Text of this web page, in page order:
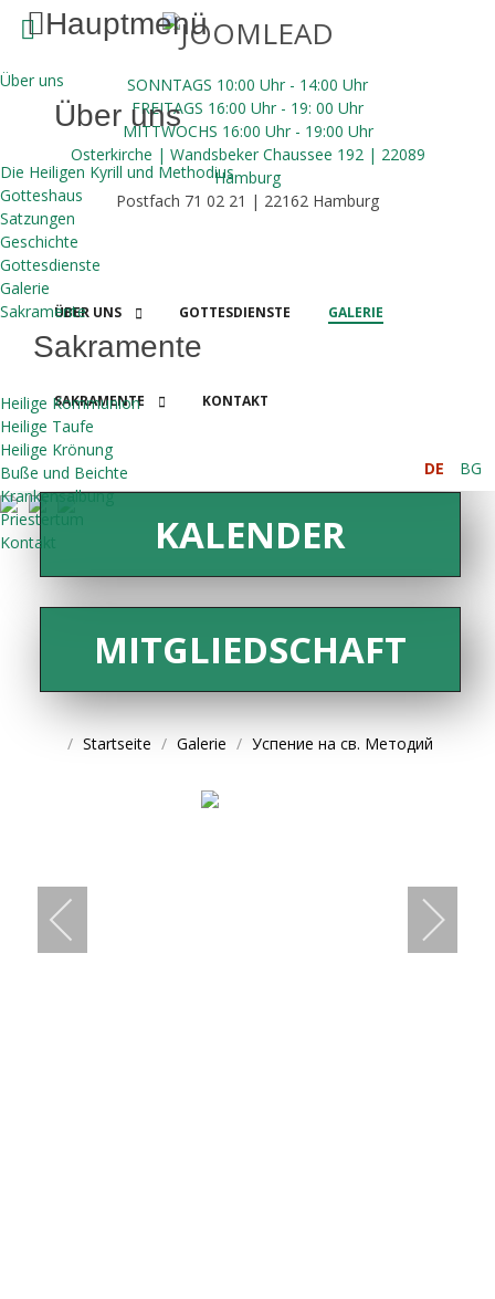
SONNTAGS 10:00 Uhr - 14:00 Uhr
FREITAGS 16:00 Uhr - 19: 00 Uhr
MITTWOCHS 16:00 Uhr- 19:00 Uhr
Osterkirche | Wandsbeker Chaussee 192 | 22089
Hamburg
Postfach 71 02 21 | 22162 Hamburg
Hauptmenü
Über uns
Über uns
Die Heiligen Kyrill und Methodius
Gotteshaus
Satzungen
Geschichte
Gottesdienste
Galerie
Sakramente
Sakramente
Heilige Kommunion
Heilige Taufe
Heilige Krönung
Buße und Beichte
Krankensalbung
Priestertum
Kontakt
ÜBER UNS GOTTESDIENSTE GALERIE
SAKRAMENTE KONTAKT
DE BG
SPENDEN
KALENDER
MITGLIEDSCHAFT
Startseite Galerie Успение на св. Методий